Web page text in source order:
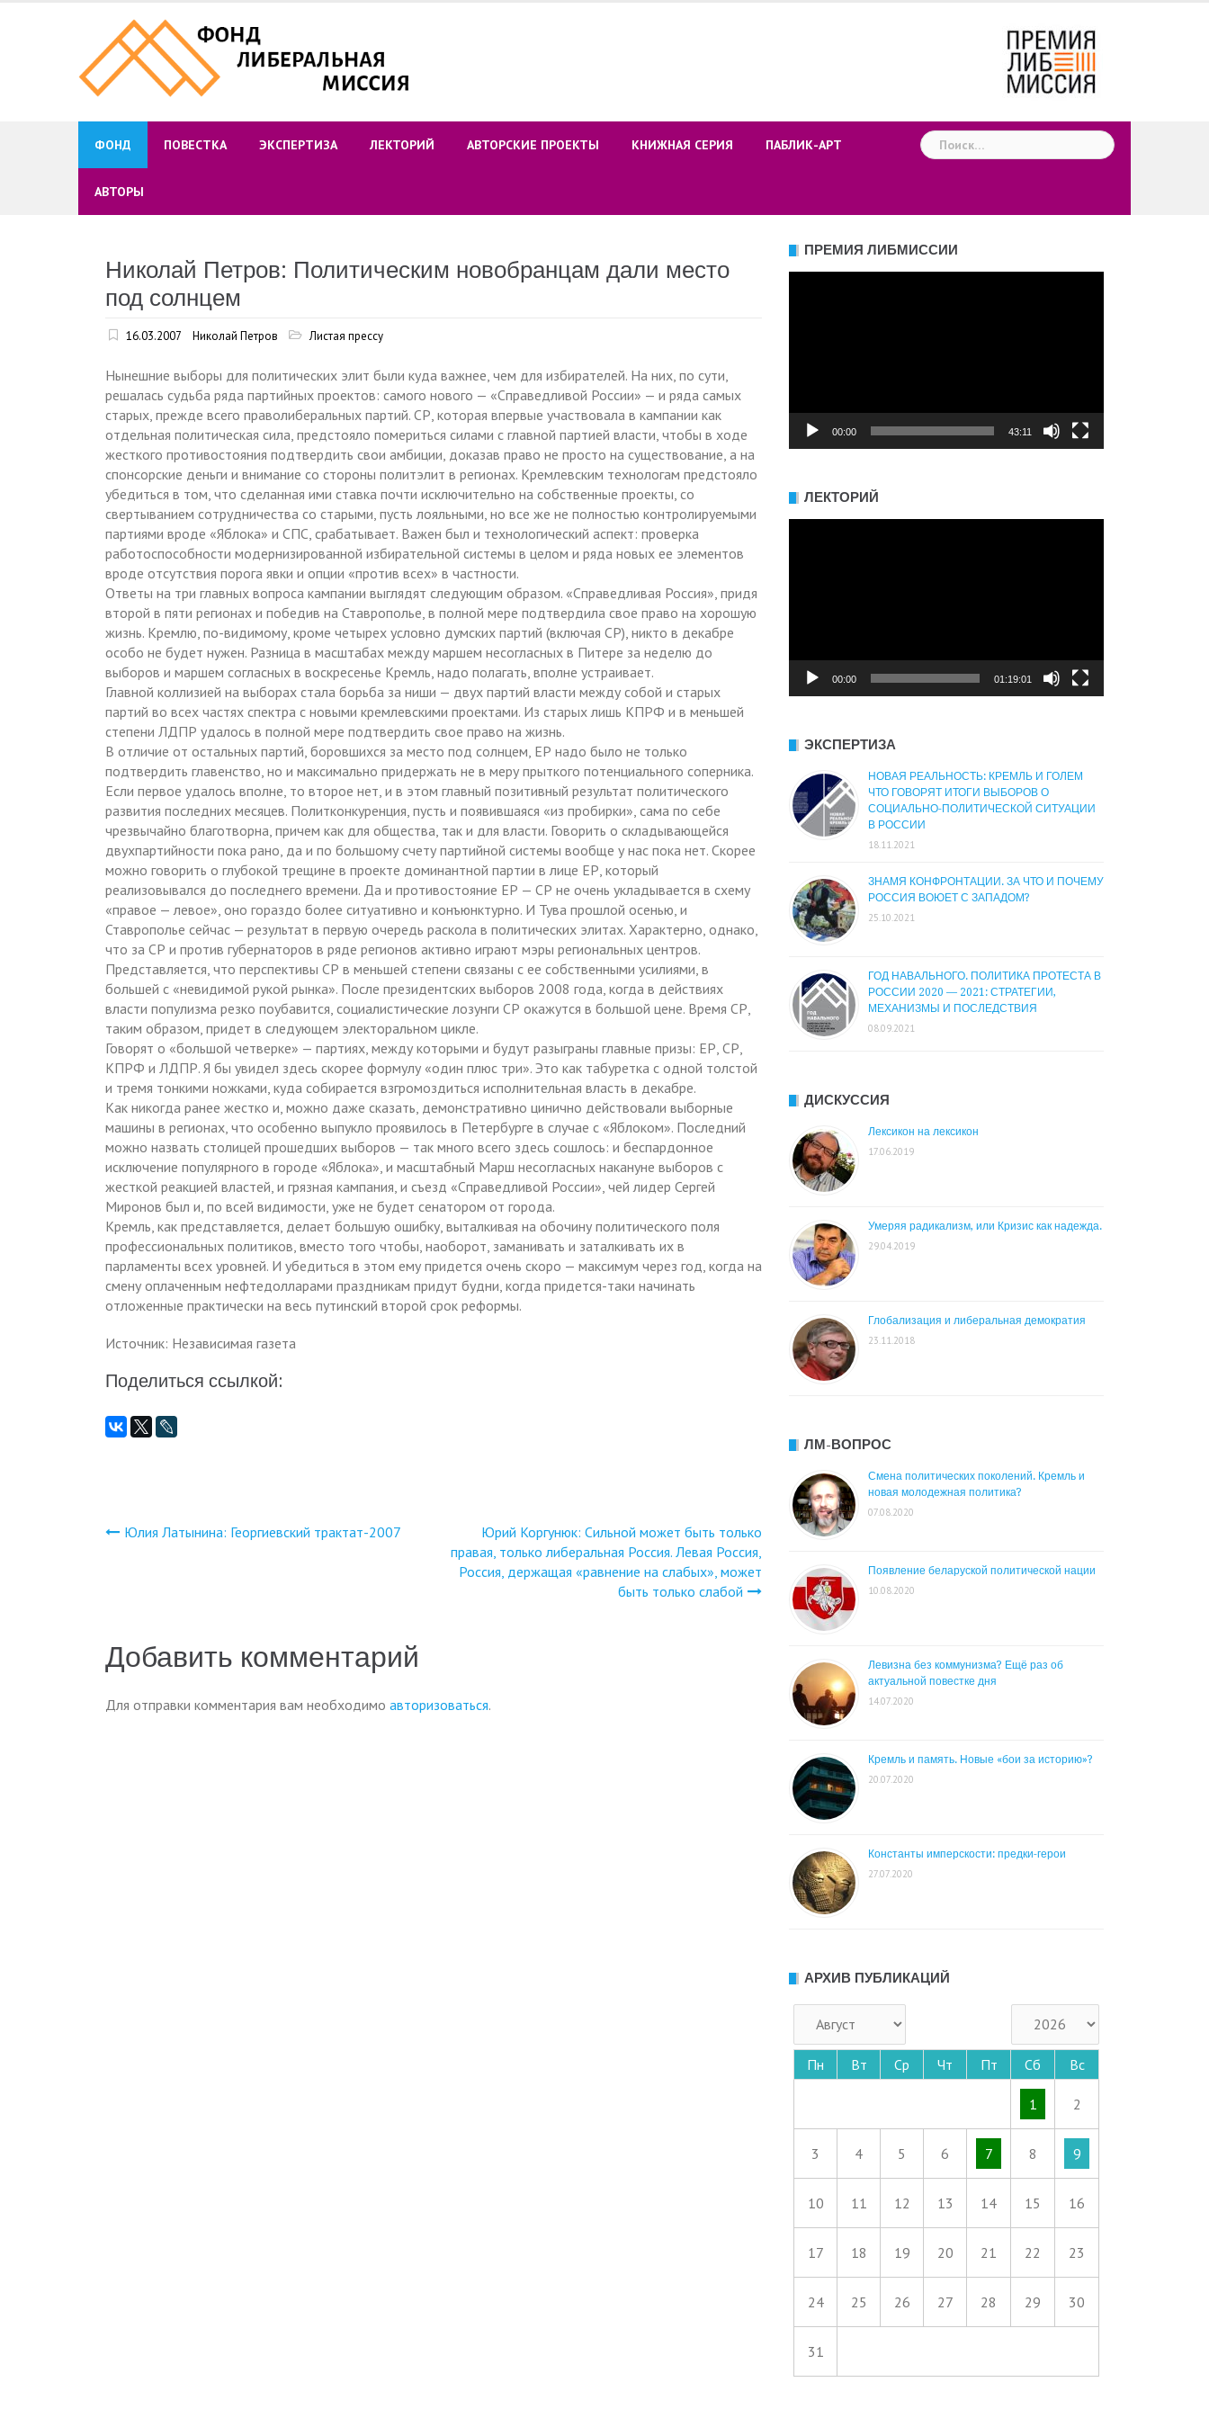
ФОНД ПОВЕСТКА ЭКСПЕРТИЗА ЛЕКТОРИЙ АВТОРСКИЕ ПРОЕКТЫ КНИЖНАЯ СЕРИЯ ПАБЛИК-АРТ
АВТОРЫ
Найти:
Николай Петров: Политическим новобранцам дали место
под солнцем
16.03.2007 Николай Петров Листая прессу
Нынешние выборы для политических элит были куда важнее, чем для избирателей. На них, по сути,
решалась судьба ряда партийных проектов: самого нового — «Справедливой России» — и ряда самых
старых, прежде всего праволиберальных партий. СР, которая впервые участвовала в кампании как
отдельная политическая сила, предстояло помериться силами с главной партией власти, чтобы в ходе
жесткого противостояния подтвердить свои амбиции, доказав право не просто на существование, а на
спонсорские деньги и внимание со стороны политэлит в регионах. Кремлевским технологам предстояло
убедиться в том, что сделанная ими ставка почти исключительно на собственные проекты, со
свертыванием сотрудничества со старыми, пусть лояльными, но все же не полностью контролируемыми
партиями вроде «Яблока» и СПС, срабатывает. Важен был и технологический аспект: проверка
работоспособности модернизированной избирательной системы в целом и ряда новых ее элементов
вроде отсутствия порога явки и опции «против всех» в частности.
Ответы на три главных вопроса кампании выглядят следующим образом. «Справедливая Россия», придя
второй в пяти регионах и победив на Ставрополье, в полной мере подтвердила свое право на хорошую
жизнь. Кремлю, по-видимому, кроме четырех условно думских партий (включая СР), никто в декабре
особо не будет нужен. Разница в масштабах между маршем несогласных в Питере за неделю до
выборов и маршем согласных в воскресенье Кремль, надо полагать, вполне устраивает.
Главной коллизией на выборах стала борьба за ниши — двух партий власти между собой и старых
партий во всех частях спектра с новыми кремлевскими проектами. Из старых лишь КПРФ и в меньшей
степени ЛДПР удалось в полной мере подтвердить свое право на жизнь.
В отличие от остальных партий, боровшихся за место под солнцем, ЕР надо было не только
подтвердить главенство, но и максимально придержать не в меру прыткого потенциального соперника.
Если первое удалось вполне, то второе нет, и в этом главный позитивный результат политического
развития последних месяцев. Политконкуренция, пусть и появившаяся «из пробирки», сама по себе
чрезвычайно благотворна, причем как для общества, так и для власти. Говорить о складывающейся
двухпартийности пока рано, да и по большому счету партийной системы вообще у нас пока нет. Скорее
можно говорить о глубокой трещине в проекте доминантной партии в лице ЕР, который
реализовывался до последнего времени. Да и противостояние ЕР — СР не очень укладывается в схему
«правое — левое», оно гораздо более ситуативно и конъюнктурно. И Тува прошлой осенью, и
Ставрополье сейчас — результат в первую очередь раскола в политических элитах. Характерно, однако,
что за СР и против губернаторов в ряде регионов активно играют мэры региональных центров.
Представляется, что перспективы СР в меньшей степени связаны с ее собственными усилиями, в
большей с «невидимой рукой рынка». После президентских выборов 2008 года, когда в действиях
власти популизма резко поубавится, социалистические лозунги СР окажутся в большой цене. Время СР,
таким образом, придет в следующем электоральном цикле.
Говорят о «большой четверке» — партиях, между которыми и будут разыграны главные призы: ЕР, СР,
КПРФ и ЛДПР. Я бы увидел здесь скорее формулу «один плюс три». Это как табуретка с одной толстой
и тремя тонкими ножками, куда собирается взгромоздиться исполнительная власть в декабре.
Как никогда ранее жестко и, можно даже сказать, демонстративно цинично действовали выборные
машины в регионах, что особенно выпукло проявилось в Петербурге в случае с «Яблоком». Последний
можно назвать столицей прошедших выборов — так много всего здесь сошлось: и беспардонное
исключение популярного в городе «Яблока», и масштабный Марш несогласных накануне выборов с
жесткой реакцией властей, и грязная кампания, и съезд «Справедливой России», чей лидер Сергей
Миронов был и, по всей видимости, уже не будет сенатором от города.
Кремль, как представляется, делает большую ошибку, выталкивая на обочину политического поля
профессиональных политиков, вместо того чтобы, наоборот, заманивать и заталкивать их в
парламенты всех уровней. И убедиться в этом ему придется очень скоро — максимум через год, когда на
смену оплаченным нефтедолларами праздникам придут будни, когда придется-таки начинать
отложенные практически на весь путинский второй срок реформы.
Источник: Независимая газета
Поделиться ссылкой:
Навигация
записям
Юлия Латынина: Георгиевский трактат-2007
Юрий Коргунюк: Сильной может быть только
правая, только либеральная Россия. Левая Россия,
Россия, держащая «равнение на слабых», может
быть только слабой
Добавить комментарий
Для отправки комментария вам необходимо авторизоваться.
ПРЕМИЯ ЛИБМИССИИ
00:00 43:11
ЛЕКТОРИЙ
00:00 01:19:01
ЭКСПЕРТИЗА
НОВАЯ РЕАЛЬНОСТЬ: КРЕМЛЬ И ГОЛЕМ
ЧТО ГОВОРЯТ ИТОГИ ВЫБОРОВ О
СОЦИАЛЬНО-ПОЛИТИЧЕСКОЙ СИТУАЦИИ
В РОССИИ
18.11.2021
ЗНАМЯ КОНФРОНТАЦИИ. ЗА ЧТО И ПОЧЕМУ
РОССИЯ ВОЮЕТ С ЗАПАДОМ?
25.10.2021
ГОД НАВАЛЬНОГО. ПОЛИТИКА ПРОТЕСТА В
РОССИИ 2020 — 2021: СТРАТЕГИИ,
МЕХАНИЗМЫ И ПОСЛЕДСТВИЯ
08.09.2021
ДИСКУССИЯ
Лексикон на лексикон
17.06.2019
Умеряя радикализм, или Кризис как надежда.
29.04.2019
Глобализация и либеральная демократия
23.11.2018
ЛМ-ВОПРОС
Смена политических поколений. Кремль и
новая молодежная политика?
07.08.2020
Появление беларуской политической нации
10.08.2020
Левизна без коммунизма? Ещё раз об
актуальной повестке дня
14.07.2020
Кремль и память. Новые «бои за историю»?
20.07.2020
Константы имперскости: предки-герои
27.07.2020
АРХИВ ПУБЛИКАЦИЙ
Пн Вт Ср Чт Пт Сб Вс
1 2
3 4 5 6 7 8 9
10 11 12 13 14 15 16
17 18 19 20 21 22 23
24 25 26 27 28 29 30
31